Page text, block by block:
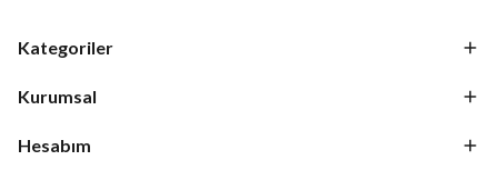
Kategoriler
Kurumsal
Hesabım